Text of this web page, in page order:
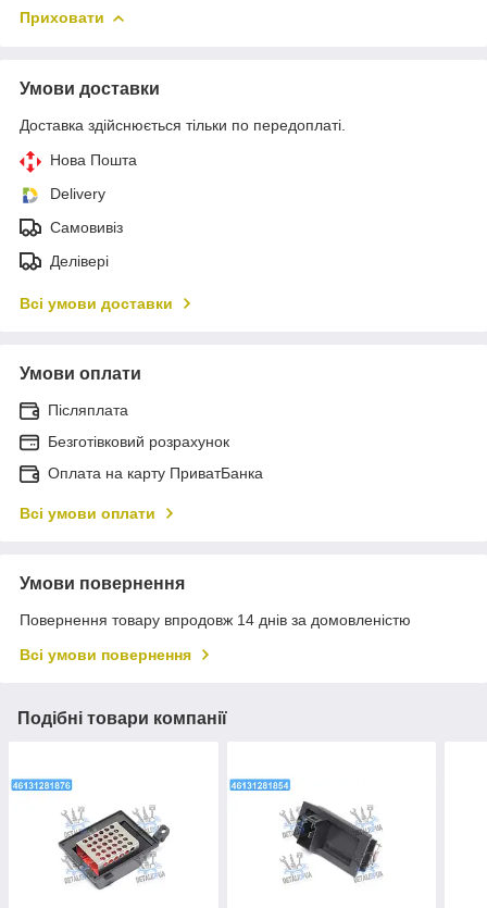
Приховати
Умови доставки
Доставка здійснюється тільки по передоплаті.
Нова Пошта
Delivery
Самовивіз
Делівері
Всі умови доставки
Умови оплати
Післяплата
Безготівковий розрахунок
Оплата на карту ПриватБанка
Всі умови оплати
Умови повернення
Повернення товару впродовж 14 днів за домовленістю
Всі умови повернення
Подібні товари компанії